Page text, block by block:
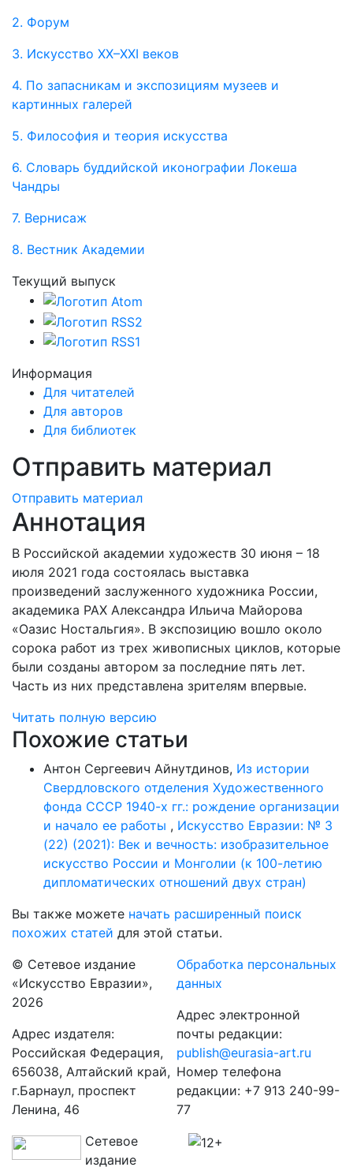
2. Форум
3. Искусство XX–XXI веков
4. По запасникам и экспозициям музеев и
картинных галерей
5. Философия и теория искусства
6. Словарь буддийской иконографии Локеша
Чандры
7. Вернисаж
8. Вестник Академии
Текущий выпуск
Информация
Для читателей
Для авторов
Для библиотек
Отправить материал
Отправить материал
Аннотация
В Российской академии художеств 30 июня – 18
июля 2021 года состоялась выставка
произведений заслуженного художника России,
академика РАХ Александра Ильича Майорова
«Оазис Ностальгия». В экспозицию вошло около
сорока работ из трех живописных циклов, которые
были созданы автором за последние пять лет.
Часть из них представлена зрителям впервые.
Читать полную версию
Похожие статьи
Антон Сергеевич Айнутдинов, Из истории
Свердловского отделения Художественного
фонда СССР 1940-х гг.: рождение организации
и начало ее работы , Искусство Евразии: № 3
(22) (2021): Век и вечность: изобразительное
искусство России и Монголии (к 100-летию
дипломатических отношений двух стран)
Вы также можете начать расширенный поиск
похожих статей для этой статьи.
© Сетевое издание
«Искусство Евразии»,
2026
Адрес издателя:
Российская Федерация,
656038, Алтайский край,
г.Барнаул, проспект
Ленина, 46
Сетевое
издание
Обработка персональных
данных
Адрес электронной
почты редакции:
publish@eurasia-art.ru
Номер телефона
редакции: +7 913 240-99-
77